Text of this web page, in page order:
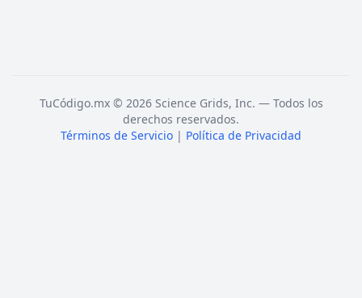
TuCódigo.mx © 2026 Science Grids, Inc. — Todos los
derechos reservados.
Términos de Servicio | Política de Privacidad